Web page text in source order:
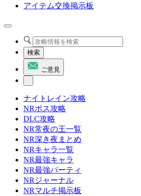
アイテム交換掲示板
検索
ご意見
ナイトレイン攻略
NRボス攻略
DLC攻略
NR常夜の王一覧
NR深き夜まとめ
NRキャラ一覧
NR最強キャラ
NR最強パーティ
NRジャーナル
NRマルチ掲示板